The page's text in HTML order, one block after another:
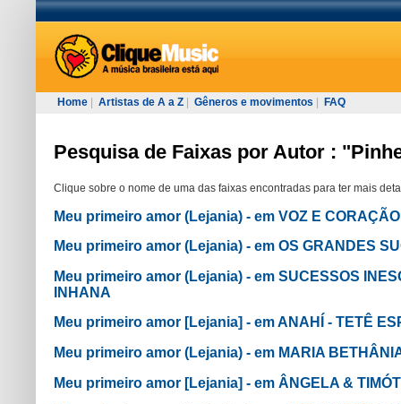
Home Artistas de A a Z Gêneros e movimentos FAQ
Pesquisa de Faixas por Autor :
Clique sobre o nome de uma das faixas encontradas para ter mais
Meu primeiro amor (Lejania) - em VOZ E CORAÇÃO
Meu primeiro amor (Lejania) - em OS GRANDES
Meu primeiro amor (Lejania) - em SUCESSOS
INHANA
Meu primeiro amor [Lejania] - em ANAHÍ - TETÊ
Meu primeiro amor (Lejania) - em MARIA
Meu primeiro amor [Lejania] - em ÂNGELA &